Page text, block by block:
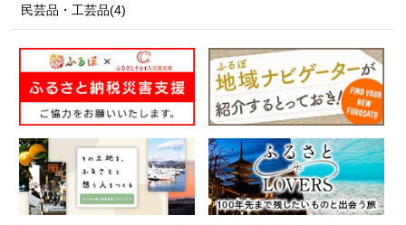
民芸品・工芸品(4)